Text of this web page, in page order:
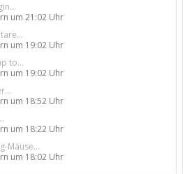
um 21:02 Uhr
um 19:02 Uhr
to...
um 19:02 Uhr
um 18:52 Uhr
um 18:22 Uhr
Mäuse...
um 18:02 Uhr